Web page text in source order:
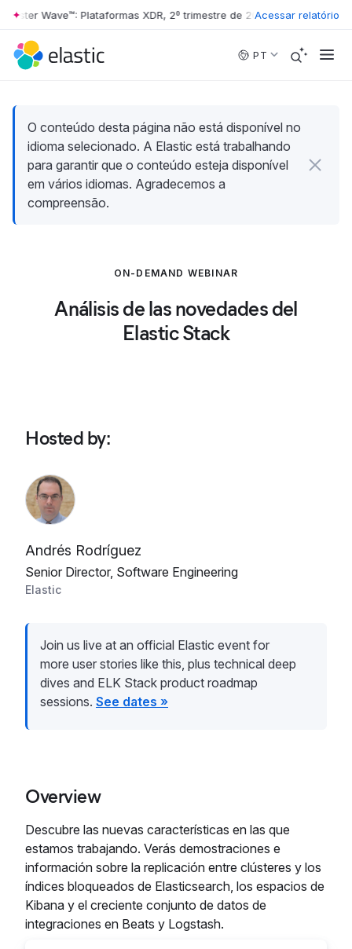
Skip to main content
Wave™: Plataformas XDR, 2º trimestre de 2026 • The Forrester
Acessar relatório
PT
O conteúdo desta página não está disponível no
idioma selecionado. A Elastic está trabalhando
para garantir que o conteúdo esteja disponível
em vários idiomas. Agradecemos a
compreensão.
ON-DEMAND WEBINAR
Análisis de las novedades del
Elastic Stack
Hosted by:
Andrés Rodríguez
Senior Director, Software Engineering
Elastic
Join us live at an official Elastic event for
more user stories like this, plus technical deep
dives and ELK Stack product roadmap
sessions. See dates »
Overview
Descubre las nuevas características en las que
estamos trabajando. Verás demostraciones e
información sobre la replicación entre clústeres y los
índices bloqueados de Elasticsearch, los espacios de
Kibana y el creciente conjunto de datos de
integraciones en Beats y Logstash.